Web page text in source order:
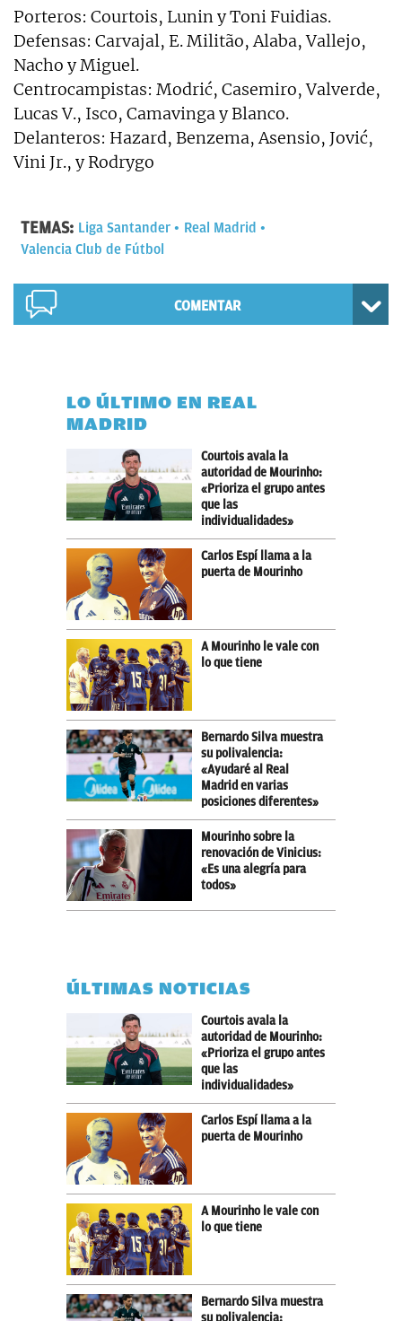
Porteros: Courtois, Lunin y Toni Fuidias.
Defensas: Carvajal, E. Militão, Alaba, Vallejo,
Nacho y Miguel.
Centrocampistas: Modrić, Casemiro, Valverde,
Lucas V., Isco, Camavinga y Blanco.
Delanteros: Hazard, Benzema, Asensio, Jović,
Vini Jr., y Rodrygo
TEMAS: Liga Santander
Real Madrid
Valencia Club de Fútbol
COMENTAR
LO ÚLTIMO EN REAL
MADRID
Courtois avala la
autoridad de Mourinho:
«Prioriza el grupo antes
que las
individualidades»
Carlos Espí llama a la
puerta de Mourinho
A Mourinho le vale con
lo que tiene
Bernardo Silva muestra
su polivalencia:
«Ayudaré al Real
Madrid en varias
posiciones diferentes»
Mourinho sobre la
renovación de Vinicius:
«Es una alegría para
todos»
ÚLTIMAS NOTICIAS
Courtois avala la
autoridad de Mourinho:
«Prioriza el grupo antes
que las
individualidades»
Carlos Espí llama a la
puerta de Mourinho
A Mourinho le vale con
lo que tiene
Bernardo Silva muestra
su polivalencia: